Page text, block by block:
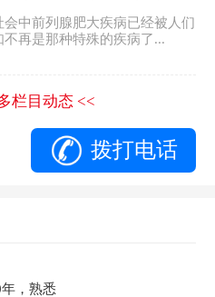
会中前列腺肥大疾病已经被人们
不再是那种特殊的疾病了...
栏目动态 <<
拨打电话
，熟悉